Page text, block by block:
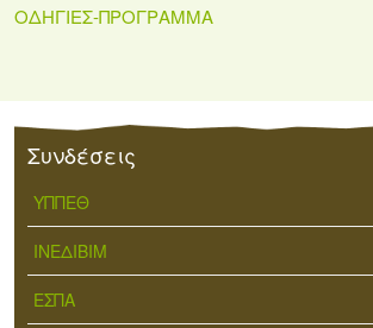
ΟΔΗΓΙΕΣ-ΠΡΟΓΡΑΜΜΑ
Συνδέσεις
ΥΠΠΕΘ
ΙΝΕΔΙΒΙΜ
ΕΣΠΑ